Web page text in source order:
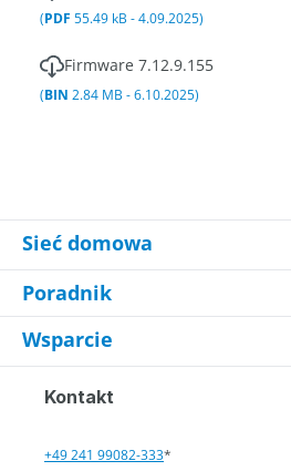
(PDF 55.49 kB - 4.09.2025)
Firmware 7.12.9.155
(BIN 2.84 MB - 6.10.2025)
Sieć domowa
Poradnik
Wsparcie
Kontakt
+49 241 99082-333*